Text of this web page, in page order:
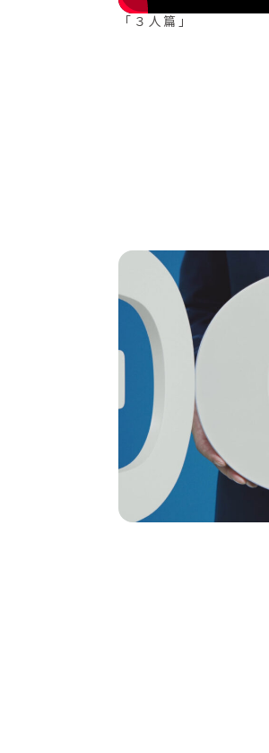
「３人篇」